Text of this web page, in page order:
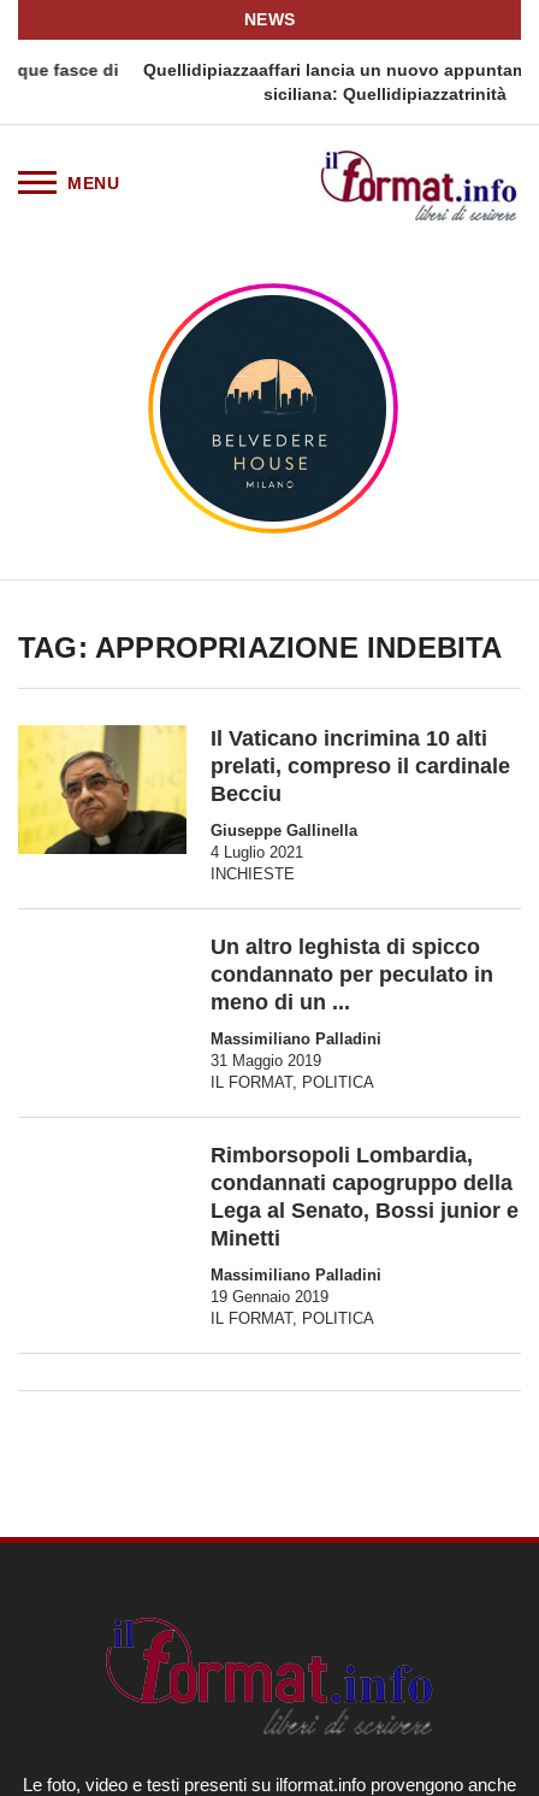
NEWS
di
Quellidipiazzaaffari lancia un nuovo appuntamento in terra
siciliana: Quellidipiazzatrinità
TAG: APPROPRIAZIONE INDEBITA
Il Vaticano incrimina 10 alti
prelati, compreso il cardinale
Becciu
Giuseppe Gallinella
4 Luglio 2021
INCHIESTE
Un altro leghista di spicco
condannato per peculato in
meno di un ...
Massimiliano Palladini
31 Maggio 2019
IL FORMAT, POLITICA
Rimborsopoli Lombardia,
condannati capogruppo della
Lega al Senato, Bossi junior e
Minetti
Massimiliano Palladini
19 Gennaio 2019
IL FORMAT, POLITICA
Le foto, video e testi presenti su ilformat.info provengono anche